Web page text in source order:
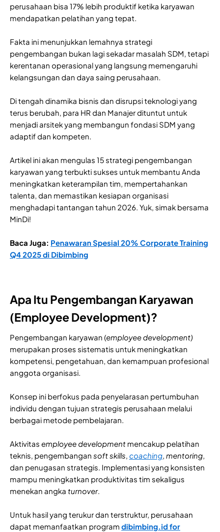
perusahaan bisa 17% lebih produktif ketika karyawan
mendapatkan pelatihan yang tepat.
Fakta ini menunjukkan lemahnya strategi
pengembangan bukan lagi sekadar masalah SDM, tetapi
kerentanan operasional yang langsung memengaruhi
kelangsungan dan daya saing perusahaan.
Di tengah dinamika bisnis dan disrupsi teknologi yang
terus berubah, para HR dan Manajer dituntut untuk
menjadi arsitek yang membangun fondasi SDM yang
adaptif dan kompeten.
Artikel ini akan mengulas 15 strategi pengembangan
karyawan yang terbukti sukses untuk membantu Anda
meningkatkan keterampilan tim, mempertahankan
talenta, dan memastikan kesiapan organisasi
menghadapi tantangan tahun 2026. Yuk, simak bersama
MinDi!
Baca Juga: Penawaran Spesial 20% Corporate Training
Q4 2025 di Dibimbing
Apa Itu Pengembangan Karyawan
(Employee Development)?
Pengembangan karyawan (employee development)
merupakan proses sistematis untuk meningkatkan
kompetensi, pengetahuan, dan kemampuan profesional
anggota organisasi.
Konsep ini berfokus pada penyelarasan pertumbuhan
individu dengan tujuan strategis perusahaan melalui
berbagai metode pembelajaran.
Aktivitas employee development mencakup pelatihan
teknis, pengembangan soft skills, coaching, mentoring,
dan penugasan strategis. Implementasi yang konsisten
mampu meningkatkan produktivitas tim sekaligus
menekan angka turnover.
Untuk hasil yang terukur dan terstruktur, perusahaan
dapat memanfaatkan program dibimbing.id for